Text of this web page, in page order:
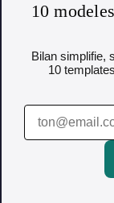
10
Bilan simplifie,
10